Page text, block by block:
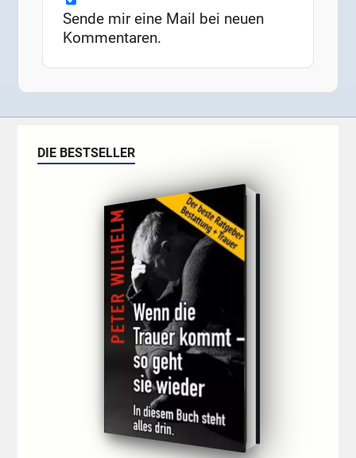
Sende mir eine Mail bei neuen
Kommentaren.
DIE BESTSELLER